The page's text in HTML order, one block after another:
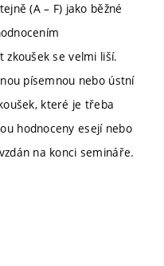
(A – F) jako běžné
se velmi liší.
písemnou nebo ústní
které je třeba
hodnoceny esejí nebo
na konci semináře.